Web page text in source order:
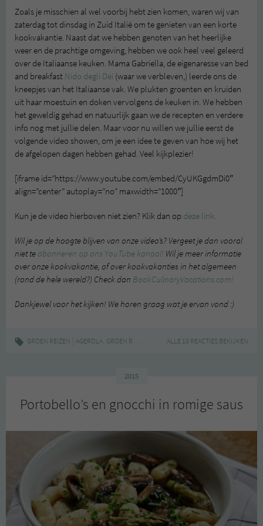
Zoals je misschien al wel voorbij hebt zien komen, waren wij van
zaterdag tot dinsdag in Zuid Italië om te genieten van een korte
kookvakantie. Naast dat we hebben genoten van het heerlijke
weer en de prachtige omgeving, hebben we ook heel veel geleerd
over de Italiaanse keuken. Mama Gabriella, de eigenaresse van bed
and breakfast Nido degli Dei (waar we verbleven,) leerde ons de
kneepjes van het Italiaanse vak. We plukten groenten en kruiden
uit haar moestuin en doken vervolgens de keuken in. We hebben
het geweldig gehad en natuurlijk gaan we de recepten en verdere
info nog met jullie delen. Maar voor nu willen we jullie eerst de
volgende video showen, om je een idee te geven van hoe wij het
de afgelopen dagen hebben gehad. Veel kijkplezier!
[iframe id=”https://www.youtube.com/embed/CyUKGgdmDi0″
align=”center” autoplay=”no” maxwidth=”1000″]
Kun je de video hierboven niet zien? Klik dan op deze link.
Wil je op de hoogte blijven van onze video’s? Vergeet je dan vooral
niet te abonneren op ons YouTube kanaal! Wil je meer informatie
over onze kookvakantie, of over kookvakanties in het algemeen
(rond de hele wereld?) Check dan BookCulinaryVacations.com!
Dankjewel voor het kijken! We horen graag wat je ervan vond :)
GROEN REIZEN AGEROLA, GROEN REIZEN ITALIË,KOKEN,KOOKVAKANTIE,
ALLE 18 REACTIES BEKIJKEN
2015
Portobello’s en gnocchi in romige saus